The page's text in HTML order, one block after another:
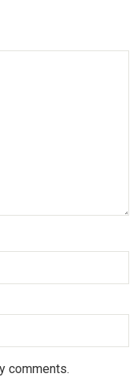
comments.